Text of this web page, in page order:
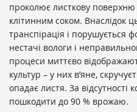
проколює листкову поверхню
клітинним соком. Внаслідок
транспірація і порушується
нестачі вологи і
процеси миттєво
культур – у них в’яне,
опадає листя. За відсутності
пошкодити до 90 % врожаю.